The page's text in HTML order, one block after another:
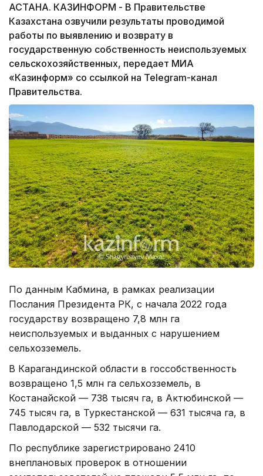
АСТАНА. КАЗИНФОРМ - В Правительстве
Казахстана озвучили результаты проводимой
работы по выявлению и возврату в
государственную собственность неиспользуемых
сельскохозяйственных, передает МИА
«Казинформ» со ссылкой на Telegram-канал
Правительства.
По данным Кабмина, в рамках реализации
Послания Президента РК, с начала 2022 года
государству возвращено 7,8 млн гa
неиспользуемых и выданных с нарушением
сельхозземель.
В Карагандинской области в госсобственность
возвращено 1,5 млн га сельхозземель, в
Костанайской — 738 тысяч га, в Актюбинской —
745 тысяч га, в Туркестанской — 631 тысяча га, в
Павлодарской — 532 тысячи га.
По республике зарегистрировано 2410
внеплановых проверок в отношении